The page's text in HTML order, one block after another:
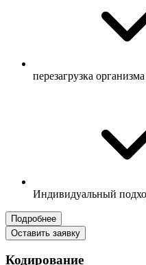
перезагрузка организма
Индивидуальный
Подробнее
Оставить заявку
Кодирование